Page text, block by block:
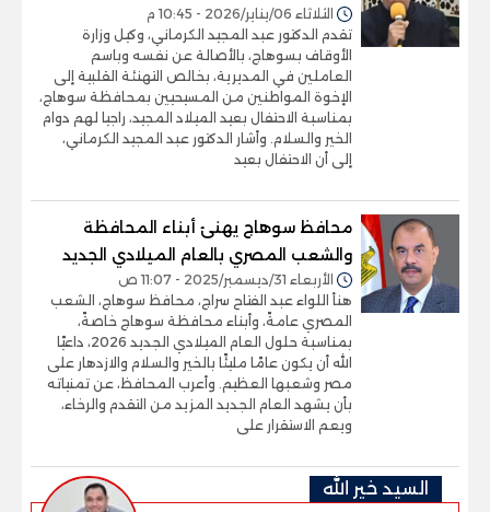
الثلاثاء 06/يناير/2026 - 10:45 م
تقدم الدكتور عبد المجيد الكرماني، وكيل وزارة
الأوقاف بسوهاج، بالأصالة عن نفسه وباسم
العاملين في المديرية، بخالص التهنئة القلبية إلى
الإخوة المواطنين من المسيحيين بمحافظة سوهاج،
بمناسبة الاحتفال بعيد الميلاد المجيد، راجيا لهم دوام
الخير والسلام. وأشار الدكتور عبد المجيد الكرماني،
إلى أن الاحتفال بعيد
محافظ سوهاج يهنئ أبناء المحافظة
والشعب المصري بالعام الميلادي الجديد
الأربعاء 31/ديسمبر/2025 - 11:07 ص
هنأ اللواء عبد الفتاح سراج، محافظ سوهاج، الشعب
المصري عامةً، وأبناء محافظة سوهاج خاصةً،
بمناسبة حلول العام الميلادي الجديد 2026، داعيًا
الله أن يكون عامًا مليئًا بالخير والسلام والازدهار على
مصر وشعبها العظيم. وأعرب المحافظ، عن تمنياته
بأن يشهد العام الجديد المزيد من التقدم والرخاء،
ويعم الاستقرار على
السيد خير الله